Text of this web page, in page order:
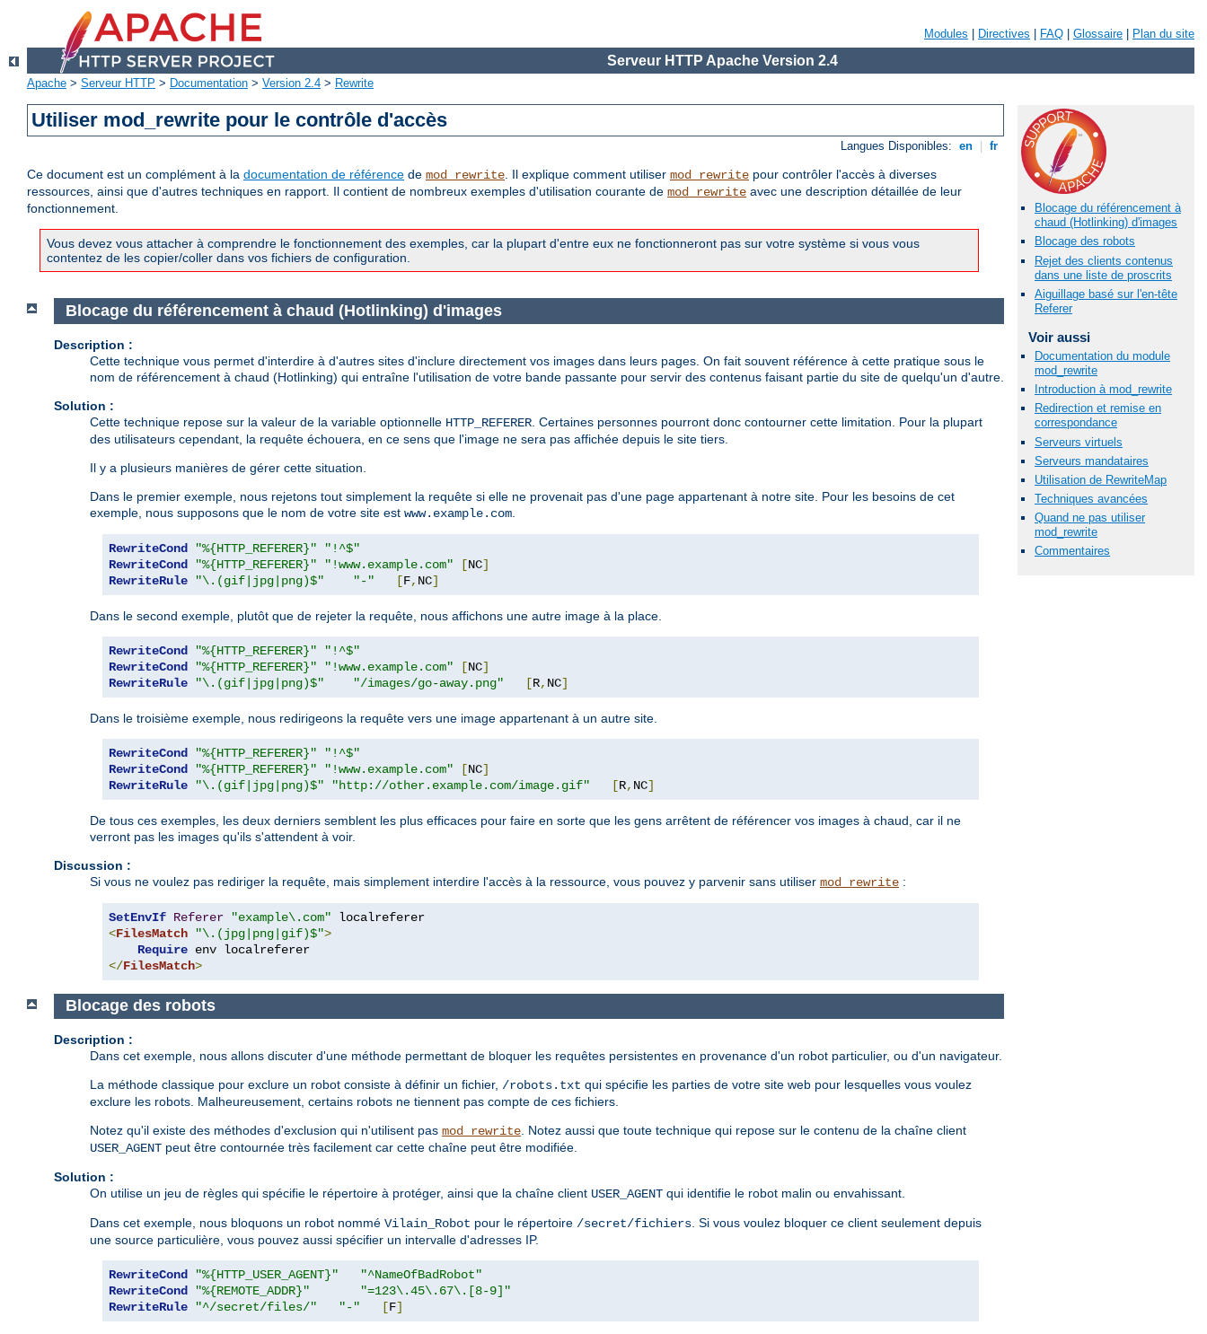
Modules Directives FAQ Glossaire Plan du site
Serveur HTTP Apache Version 2.4
Apache > Serveur HTTP > Documentation > Version 2.4 > Rewrite
Utiliser mod_rewrite pour le contrôle d'accès
Langues Disponibles: en fr
Ce document est un complément à la documentation de référence de mod_rewrite. Il explique comment utiliser mod_rewrite pour contrôler l'accès à diverses
ressources, ainsi que d'autres techniques en rapport. Il contient de nombreux exemples d'utilisation courante de mod_rewrite avec une description détaillée de leur
fonctionnement.
Vous devez vous attacher à comprendre le fonctionnement des exemples, car la plupart d'entre eux ne fonctionneront pas sur votre système si vous vous
contentez de les copier/coller dans vos fichiers de configuration.
Blocage du référencement à
chaud (Hotlinking) d'images
Blocage des robots
Rejet des clients contenus
dans une liste de proscrits
Aiguillage basé sur l'en-tête
Referer
Voir aussi
Documentation du module
mod_rewrite
Introduction à mod_rewrite
Redirection et remise en
correspondance
Serveurs virtuels
Serveurs mandataires
Utilisation de RewriteMap
Techniques avancées
Quand ne pas utiliser
mod_rewrite
Commentaires
Blocage du référencement à chaud (Hotlinking) d'images
Description :
Cette technique vous permet d'interdire à d'autres sites d'inclure directement vos images dans leurs pages. On fait souvent référence à cette pratique sous le
nom de référencement à chaud (Hotlinking) qui entraîne l'utilisation de votre bande passante pour servir des contenus faisant partie du site de quelqu'un d'autre.
Solution :
Cette technique repose sur la valeur de la variable optionnelle HTTP_REFERER . Certaines personnes pourront donc contourner cette limitation. Pour la plupart
des utilisateurs cependant, la requête échouera, en ce sens que l'image ne sera pas affichée depuis le site tiers.
Il y a plusieurs manières de gérer cette situation.
Dans le premier exemple, nous rejetons tout simplement la requête si elle ne provenait pas d'une page appartenant à notre site. Pour les besoins de cet
exemple, nous supposons que le nom de votre site est www.example.com
RewriteCond "%{HTTP_REFERER}"
"!^$"
RewriteCond
"%{HTTP_REFERER}" "!www.example.com" [NC]
RewriteRule
"\.(gif|jpg|png)$" "-" [F, NC]
Dans le second exemple, plutôt que de rejeter la requête, nous affichons une autre image à la place.
RewriteCond "%{HTTP_REFERER}"
"!^$"
RewriteCond
"%{HTTP_REFERER}" "!www.example.com" [NC]
RewriteRule
"\.(gif|jpg|png)$" "/images/go-away.png" [R, NC]
Dans le troisième exemple, nous redirigeons la requête vers une image appartenant à un autre site.
RewriteCond "%{HTTP_REFERER}"
"!^$"
RewriteCond
"%{HTTP_REFERER}" "!www.example.com" [NC]
RewriteRule
"\.(gif|jpg|png)$" "http://other.example.com/image.gif" [R, NC]
De tous ces exemples, les deux derniers semblent les plus efficaces pour faire en sorte que les gens arrêtent de référencer vos images à chaud, car il ne
verront pas les images qu'ils s'attendent à voir.
Discussion :
Si vous ne voulez pas rediriger la requête, mais simplement interdire l'accès à la ressource, vous pouvez y parvenir sans utiliser mod_rewrite :
SetEnvIf Referer "example\.com"
<FilesMatch "\.(jpg|png|gif)$">
Require
</FilesMatch>
Blocage des robots
Description :
Dans cet exemple, nous allons discuter d'une méthode permettant de bloquer les requêtes persistentes en provenance d'un robot particulier, ou d'un navigateur.
La méthode classique pour exclure un robot consiste à définir un fichier, /robots.txt qui spécifie les parties de votre site web pour lesquelles vous voulez
exclure les robots. Malheureusement, certains robots ne tiennent pas compte de ces fichiers.
Notez qu'il existe des méthodes d'exclusion qui n'utilisent pas mod_rewrite . Notez aussi que toute technique qui repose sur le contenu de la chaîne client
USER_AGENT peut être contournée très facilement car cette chaîne peut être modifiée.
Solution :
On utilise un jeu de règles qui spécifie le répertoire à protéger, ainsi que la chaîne client USER_AGENT qui identifie le robot malin ou envahissant.
Dans cet exemple, nous bloquons un robot nommé Vilain_Robot pour le répertoire /secret/fichiers . Si vous voulez bloquer ce client seulement depuis
une source particulière, vous pouvez aussi spécifier un intervalle d'adresses IP.
RewriteCond "%{HTTP_USER_AGENT}"
"^NameOfBadRobot"
RewriteCond
"%{REMOTE_ADDR}"
"=123\.45\.67\.[8-9]"
RewriteRule
"^/secret/files/" "-" [F]